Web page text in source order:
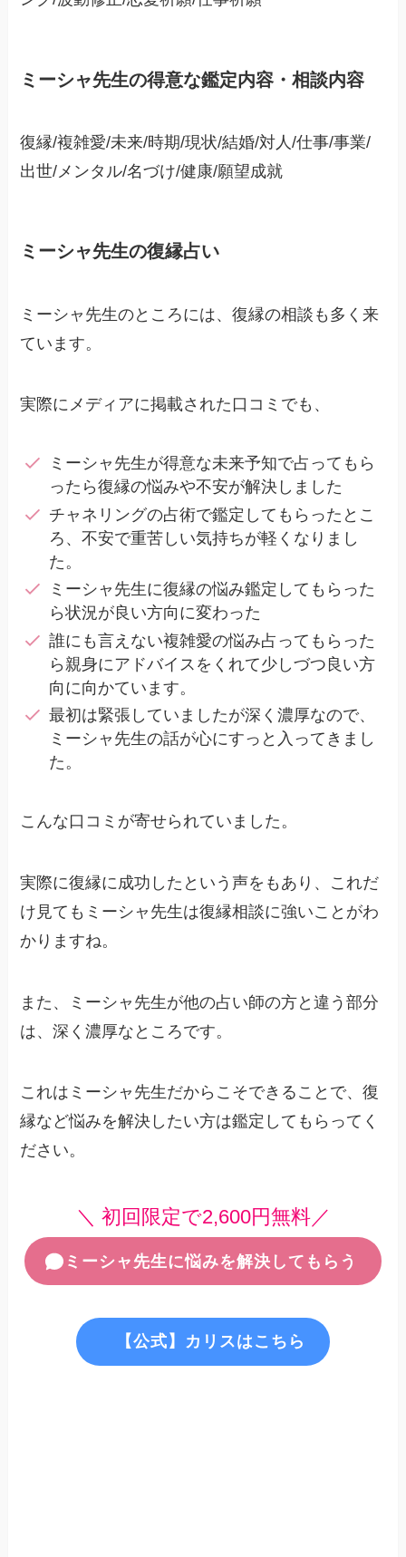
ミーシャ先生の得意な鑑定内容・相談内容
復縁/複雑愛/未来/時期/現状/結婚/対人/仕事/事業/
出世/メンタル/名づけ/健康/願望成就
ミーシャ先生の復縁占い
ミーシャ先生のところには、復縁の相談も多く来
ています。
実際にメディアに掲載された口コミでも、
ミーシャ先生が得意な未来予知で占ってもら
ったら復縁の悩みや不安が解決しました
チャネリングの占術で鑑定してもらったとこ
ろ、不安で重苦しい気持ちが軽くなりまし
た。
ミーシャ先生に復縁の悩み鑑定してもらった
ら状況が良い方向に変わった
誰にも言えない複雑愛の悩み占ってもらった
ら親身にアドバイスをくれて少しづつ良い方
向に向かています。
最初は緊張していましたが深く濃厚なので、
ミーシャ先生の話が心にすっと入ってきまし
た。
こんな口コミが寄せられていました。
実際に復縁に成功したという声をもあり、これだ
け見てもミーシャ先生は復縁相談に強いことがわ
かりますね。
また、ミーシャ先生が他の占い師の方と違う部分
は、深く濃厚なところです。
これはミーシャ先生だからこそできることで、復
縁など悩みを解決したい方は鑑定してもらってく
ださい。
＼ 初回限定で2,600円無料／
ミーシャ先生に悩みを解決してもらう
【公式】カリスはこちら